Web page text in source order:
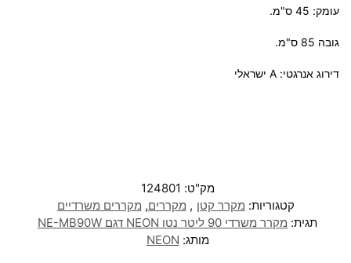
עומק: 45 ס"מ.
גובה 85 ס"מ.
דירוג אנרגטי:
מק"ט: 124801
קטגוריות: מקרר קטן , מקררים, מקררים משרדיים
תגית: מקרר משרדי 90 ליטר נטו NEON דגם NE-MB90W
מותג: NEON